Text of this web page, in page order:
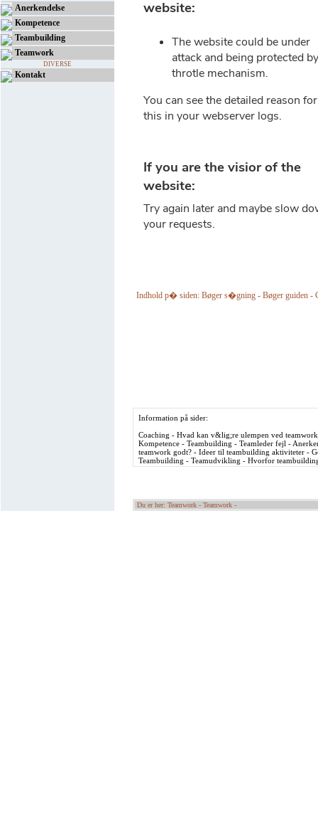
Anerkendelse
Kompetence
Teambuilding
Teamwork
DIVERSE
Kontakt
Indhold p� siden: Bøger s�gning - Bøger guiden -
Information på sider:
Coaching - Hvad kan v&lig;re ulempen ved
Kompetence - Teambuilding - Teamleder fejl -
teamwork godt? - Ideer til teambuilding aktiviteter -
Teambuilding - Teamudvikling - Hvorfor
Du er her: Teamwork - Teamwork -